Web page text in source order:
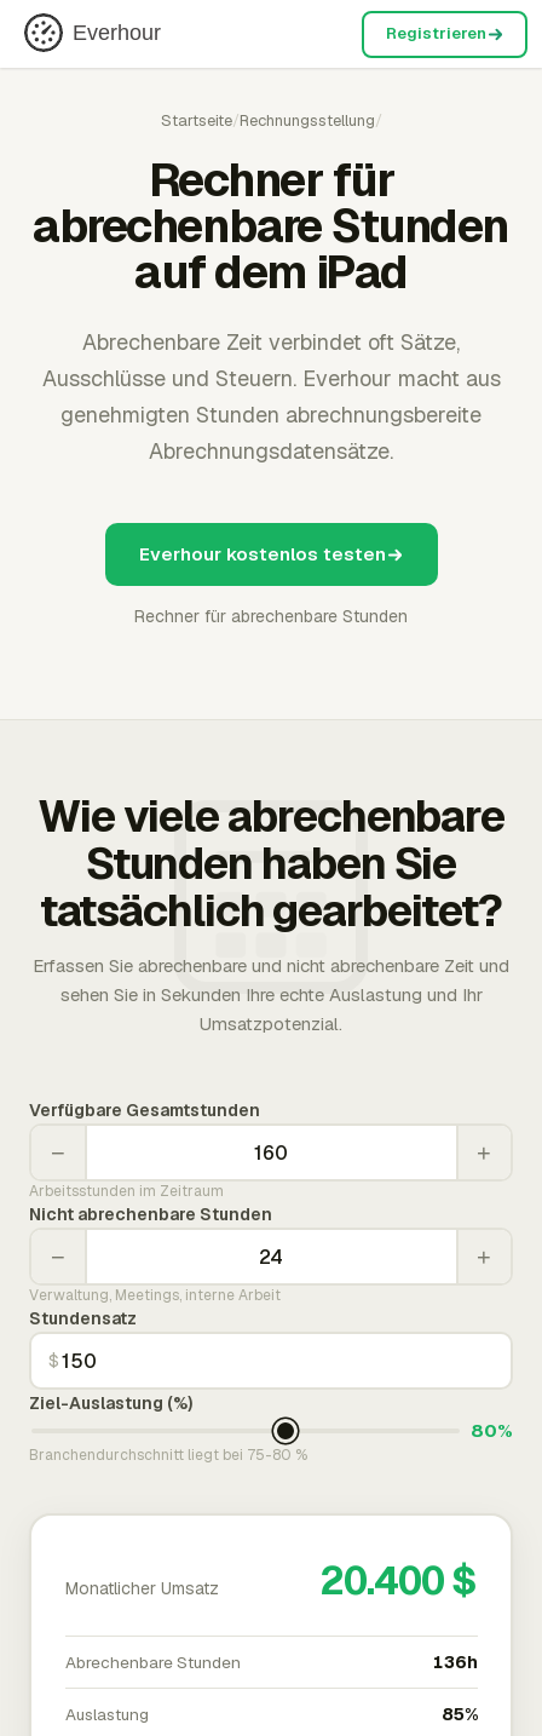
Everhour Registrieren
Startseite/Rechnungsstellung/
Rechner für
abrechenbare Stunden
auf dem iPad
Abrechenbare Zeit verbindet oft Sätze,
Ausschlüsse und Steuern. Everhour macht aus
genehmigten Stunden abrechnungsbereite
Abrechnungsdatensätze.
Everhour kostenlos testen
Rechner für abrechenbare Stunden
Wie viele abrechenbare
Stunden haben Sie
tatsächlich gearbeitet?
Erfassen Sie abrechenbare und nicht abrechenbare Zeit und
sehen Sie in Sekunden Ihre echte Auslastung und Ihr
Umsatzpotenzial.
Verfügbare Gesamtstunden
− +
Arbeitsstunden im Zeitraum
Nicht abrechenbare Stunden
− +
Verwaltung, Meetings, interne Arbeit
Stundensatz
$
Ziel-Auslastung (%)
80%
Branchendurchschnitt liegt bei 75-80 %
Monatlicher Umsatz 20.400 $
Abrechenbare Stunden 136h
Auslastung 85%